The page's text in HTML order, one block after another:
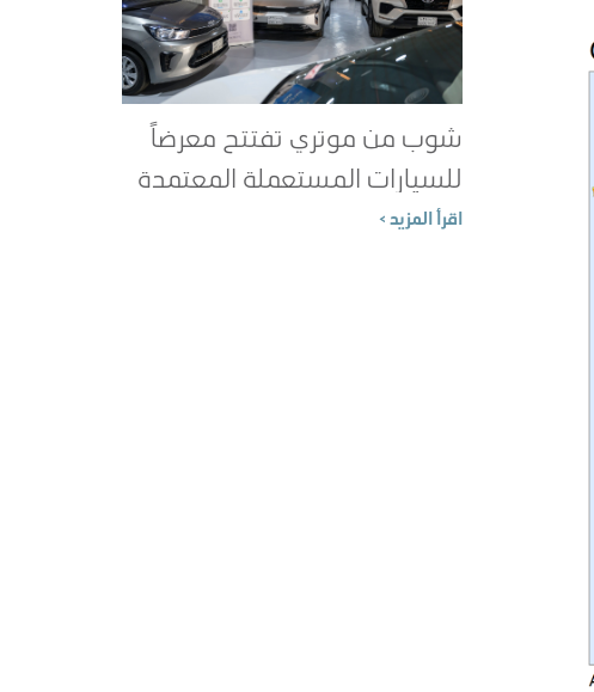
شوب من موتري تفتتح معرضاً
للسيارات المستعملة المعتمدة
في جدة
اقرأ المزيد >